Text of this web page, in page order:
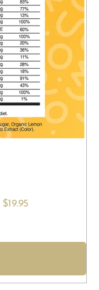
$19.95